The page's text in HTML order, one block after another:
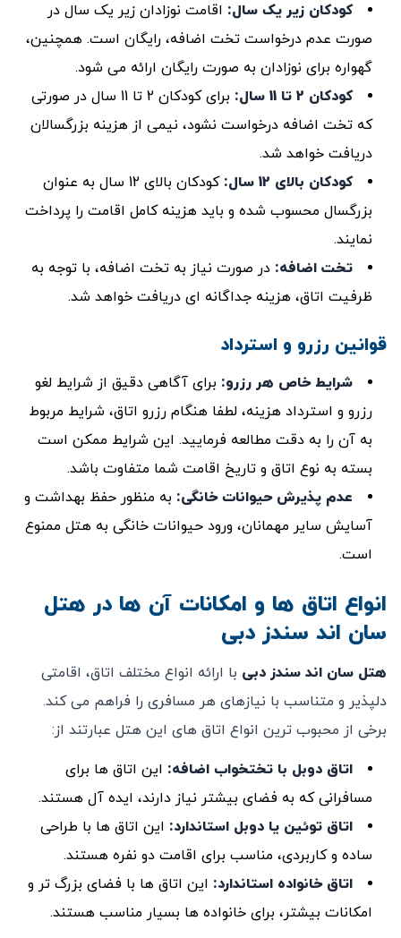
کودکان زیر یک سال: اقامت نوزادان زیر یک سال در
صورت عدم درخواست تخت اضافه، رایگان است. همچنین،
گهواره برای نوزادان به صورت رایگان ارائه می ‌شود.
کودکان 2 تا 11 سال
:
برای کودکان 2 تا 11 سال در صورتی
که تخت اضافه درخواست نشود، نیمی از هزینه بزرگسالان
دریافت خواهد شد.
کودکان بالای 12 سال
:
کودکان بالای 12 سال به عنوان
بزرگسال محسوب شده و باید هزینه کامل اقامت را پرداخت
نمایند.
تخت اضافه: در صورت نیاز به تخت اضافه، با توجه به
ظرفیت اتاق، هزینه جداگانه ‌ای دریافت خواهد شد.
قوانین رزرو و استرداد
شرایط خاص هر رزرو: برای آگاهی دقیق از شرایط لغو
رزرو و استرداد هزینه، لطفا هنگام رزرو اتاق، شرایط مربوط
به آن را به دقت مطالعه فرمایید. این شرایط ممکن است
بسته به نوع اتاق و تاریخ اقامت شما متفاوت باشد.
عدم پذیرش حیوانات خانگی: به منظور حفظ بهداشت و
آسایش سایر مهمانان، ورود حیوانات خانگی به هتل ممنوع
است.
انواع اتاق‌ ها و امکانات آن ‌ها در هتل
سان اند سندز دبی
هتل سان اند سندز دبی با ارائه انواع مختلف اتاق، اقامتی
دلپذیر و متناسب با نیازهای هر مسافری را فراهم می ‌کند.
برخی از محبوب ‌ترین انواع اتاق ‌های این هتل عبارتند از:
اتاق دوبل با تختخواب اضافه: این اتاق ‌ها برای
مسافرانی که به فضای بیشتر نیاز دارند، ایده آل هستند.
اتاق توئین یا دوبل استاندارد: این اتاق ‌ها با طراحی
ساده و کاربردی، مناسب برای اقامت دو نفره هستند.
اتاق خانواده استاندارد: این اتاق‌ ها با فضای بزرگ‌ تر و
امکانات بیشتر، برای خانواده ‌ها بسیار مناسب هستند.